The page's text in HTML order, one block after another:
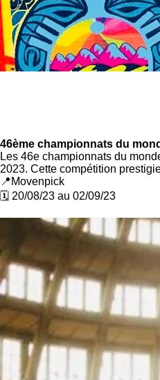
46ème championnats du
Les 46e championnats du
2023. Cette compétition
📍Movenpick
🗓️ 20/08/23 au 02/09/23